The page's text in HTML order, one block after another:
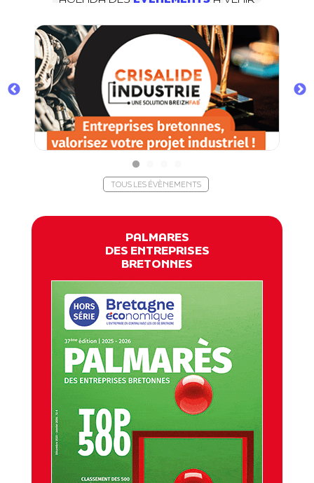
TOUS LES ÉVÈNEMENTS
PALMARES
DES ENTREPRISES
BRETONNES